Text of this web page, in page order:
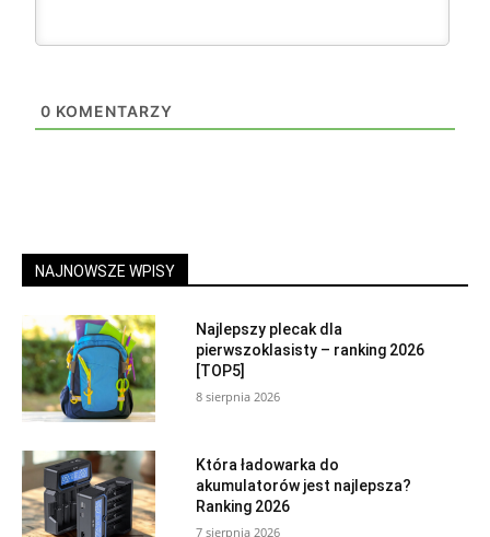
0 KOMENTARZY
NAJNOWSZE WPISY
Najlepszy plecak dla
pierwszoklasisty – ranking 2026
[TOP5]
8 sierpnia 2026
Która ładowarka do
akumulatorów jest najlepsza?
Ranking 2026
7 sierpnia 2026